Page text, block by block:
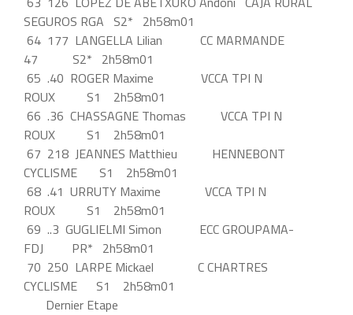
SEGUROS RGA S2* 2h58m01
64 177 LANGELLA Lilian CC MARMANDE
47 S2* 2h58m01
65 .40 ROGER Maxime VCCA TPI N
ROUX S1 2h58m01
66 .36 CHASSAGNE Thomas VCCA TPI N
ROUX S1 2h58m01
67 218 JEANNES Matthieu HENNEBONT
CYCLISME S1 2h58m01
68 .41 URRUTY Maxime VCCA TPI N
ROUX S1 2h58m01
69 ..3 GUGLIELMI Simon ECC GROUPAMA-
FDJ PR* 2h58m01
70 250 LARPE Mickael C CHARTRES
CYCLISME S1 2h58m01
Dernier Etape